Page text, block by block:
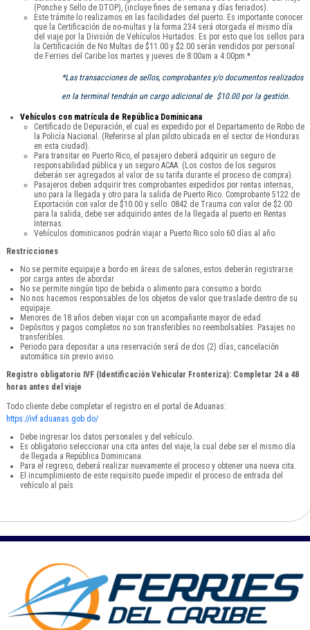
(Ponche y Sello de DTOP), (incluye fines de semana y días feriados).
Este trámite lo realizamos en las facilidades del puerto. Es importante conocer
que la Certificación de no-multas y la forma 234 será otorgada el mismo día
del viaje por la División de Vehículos Hurtados. Es por esto que los sellos para
la Certificación de No Multas de $11.00 y $2.00 serán vendidos por personal
de Ferries del Caribe los martes y jueves de 8:00am a 4:00pm.*
*Las transacciones de sellos, comprobantes y/o documentos realizados
en la terminal tendrán un cargo adicional de $10.00 por la gestión.
Vehículos con matrícula de República Dominicana
Certificado de Depuración, el cual es expedido por el Departamento de Robo de
la Policía Nacional. (Referirse al plan piloto ubicada en el sector de Honduras
en esta ciudad).
Para transitar en Puerto Rico, el pasajero deberá adquirir un seguro de
responsabilidad pública y un seguro ACAA. (Los costos de los seguros
deberán ser agregados al valor de su tarifa durante el proceso de compra).
Pasajeros deben adquirir tres comprobantes expedidos por rentas internas,
uno para la llegada y otro para la salida de Puerto Rico. Comprobante 5122 de
Exportación con valor de $10.00 y sello 0842 de Trauma con valor de $2.00
para la salida, debe ser adquirido antes de la llegada al puerto en Rentas
Internas.
Vehículos dominicanos podrán viajar a Puerto Rico solo 60 días al año.
Restricciones
No se permite equipaje a bordo en áreas de salones, estos deberán registrarse
por carga antes de abordar.
No se permite ningún tipo de bebida o alimento para consumo a bordo.
No nos hacemos responsables de los objetos de valor que traslade dentro de su
equipaje.
Menores de 18 años deben viajar con un acompañante mayor de edad.
Depósitos y pagos completos no son transferibles no reembolsables. Pasajes no
transferibles.
Periodo para depositar a una reservación será de dos (2) días, cancelación
automática sin previo aviso.
Registro obligatorio IVF (Identificación Vehicular Fronteriza): Completar 24 a 48
horas antes del viaje
Todo cliente debe completar el registro en el portal de Aduanas:
https://ivf.aduanas.gob.do/
Debe ingresar los datos personales y del vehículo.
Es obligatorio seleccionar una cita antes del viaje, la cual debe ser el mismo día
de llegada a República Dominicana.
Para el regreso, deberá realizar nuevamente el proceso y obtener una nueva cita.
El incumplimiento de este requisito puede impedir el proceso de entrada del
vehículo al país.